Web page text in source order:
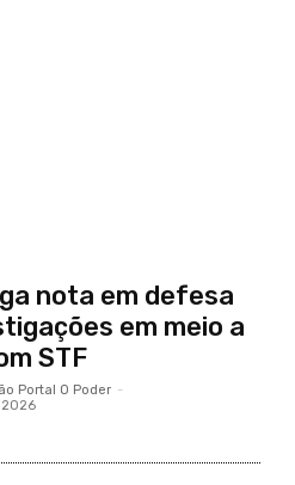
nota em defesa
em meio a
STF
Portal O Poder -
2026